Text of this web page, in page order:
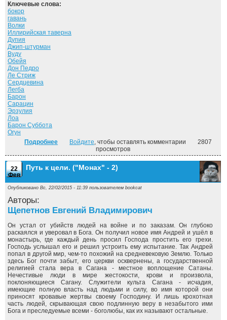
Ключевые слова:
бокор
гавань
Волки
Иллирийская таверна
Дупия
Джип-штурман
Вуду
Обейя
Дон Педро
Ле Стриж
Сердцевина
Легба
Барон
Сарацин
Эрзулия
Лоа
Барон Суббота
Огун
Подробнее о В погоне за утром. ("Спираль" - 1)
Войдите, чтобы оставлять комментарии
2807
просмотров
22
Фев
Путь к цели. ("Монах" - 2)
Опубликовано Вс, 22/02/2015 - 11:39 пользователем bookcat
Авторы:
Щепетнов Евгений Владимирович
Он устал от убийств людей на войне и по заказам. Он глубоко
раскаялся и уверовал в Бога. Он получил новое имя Андрей и ушёл в
монастырь, где каждый день просил Господа простить его грехи.
Господь услышал его и решил устроить ему испытание. Так Андрей
попал в другой мир, чем-то похожий на средневековую Землю. Только
здесь Бог почти забыт, его церкви осквернены, а государственной
религией стала вера в Сагана - местное воплощение Сатаны.
Нечестивые люди в мире жестокости, крови и произвола,
поклоняющиеся Сагану. Служители культа Сагана - исчадия,
имеющие полную власть над людьми и силу, во имя которой они
приносят кровавые жертвы своему Господину. И лишь крохотная
часть людей, скрывающая свою подлинную веру в незабытого ими
Бога и преследуемые всеми - боголюбы, как их называют остальные.